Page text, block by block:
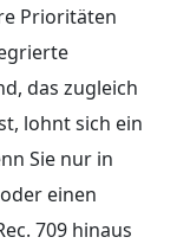
Prioritäten
das zugleich
lohnt sich ein
Sie nur in
einen
709 hinaus